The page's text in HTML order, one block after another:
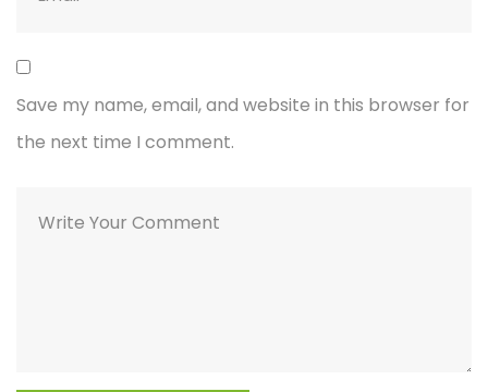
Save my name, email, and website in this browser for
the next time I comment.